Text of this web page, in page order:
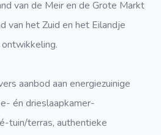
van de Meir en de Grote Markt
van het Zuid en het Eilandje
aanbod aan energiezuinige
én drieslaapkamer-
tuin/terras, authentieke